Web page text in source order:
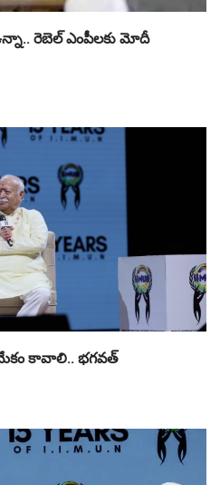
రెబెల్ ఎంపీలకు మోదీ
కావాలి.. భగవత్